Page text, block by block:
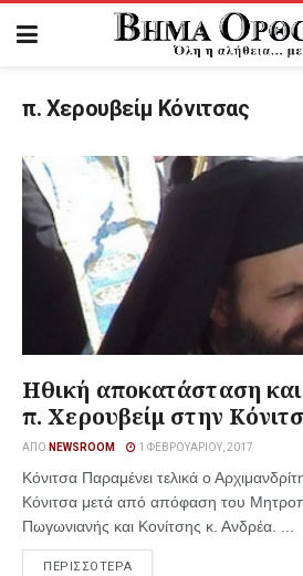
π. Χερουβείμ Κόνιτσας
Ηθική αποκατάσταση
π. Χερουβείμ στην
ΑΠΌ NEWSROOM 1 ΦΕΒΡΟΥΑΡΊΟΥ, 2017
Κόνιτσα Παραμένει τελικά ο
Κόνιτσα μετά από απόφαση του
Πωγωνιανής και Κονίτσης κ. Ανδρέα. ...
ΠΕΡΙΣΣΟΤΕΡΑ